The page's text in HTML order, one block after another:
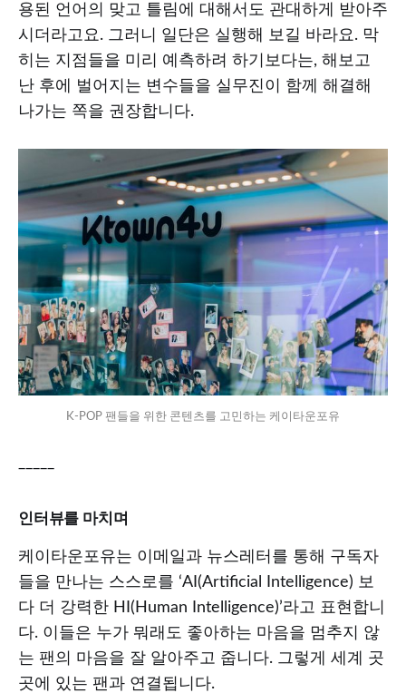
용된 언어의 맞고 틀림에 대해서도 관대하게 받아주
시더라고요. 그러니 일단은 실행해 보길 바라요. 막
히는 지점들을 미리 예측하려 하기보다는, 해보고
난 후에 벌어지는 변수들을 실무진이 함께 해결해
나가는 쪽을 권장합니다.
K-POP 팬들을 위한 콘텐츠를 고민하는 케이타운포유
인터뷰를 마치며
케이타운포유는 이메일과 뉴스레터를 통해 구독자
들을 만나는 스스로를 ‘AI(Artificial Intelligence) 보
다 더 강력한 HI(Human Intelligence)’라고 표현합니
다. 이들은 누가 뭐래도 좋아하는 마음을 멈추지 않
는 팬의 마음을 잘 알아주고 줍니다. 그렇게 세계 곳
곳에 있는 팬과 연결됩니다.